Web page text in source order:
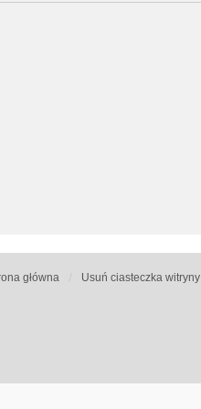
główna Usuń ciasteczka witryny